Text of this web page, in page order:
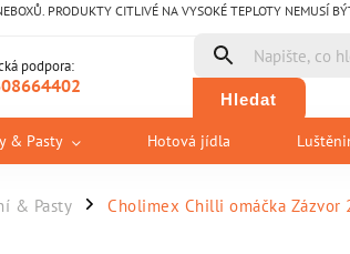
PRODUKTY CITLIVÉ NA VYSOKÉ TEPLOTY NEMUSÍ
podpora:
Hledat
& Pasty Hotová jídla
& Pasty / Cholimex Chilli omáčka Zázvor